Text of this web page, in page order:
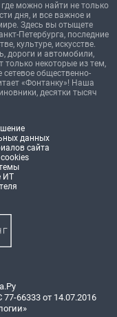
где можно найти не только
дня, и все важное и
Здесь вы отыщете
Петербурга, последние
культуре, искусстве.
дороги и автомобили,
некоторые из тем,
сетевое общественно-
«Фонтанку»! Наша
десятки тысяч
данных
сайта
ИТ
66333 от 14.07.2016